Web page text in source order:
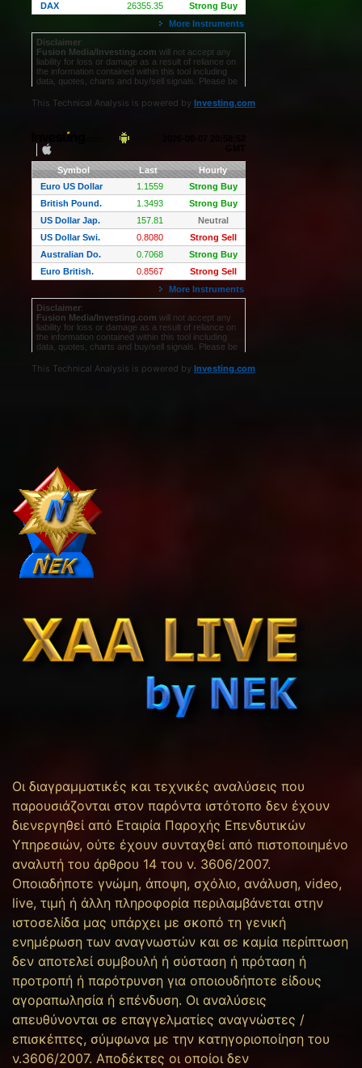
This Technical Analysis is powered by Investing.com
This Technical Analysis is powered by Investing.com
Οι διαγραμματικές και τεχνικές αναλύσεις που
παρουσιάζονται στον παρόντα ιστότοπο δεν έχουν
διενεργηθεί από Εταιρία Παροχής Επενδυτικών
Υπηρεσιών, ούτε έχουν συνταχθεί από πιστοποιημένο
αναλυτή του άρθρου 14 του ν. 3606/2007.
Οποιαδήποτε γνώμη, άποψη, σχόλιο, ανάλυση, video,
live, τιμή ή άλλη πληροφορία περιλαμβάνεται στην
ιστοσελίδα μας υπάρχει με σκοπό τη γενική
ενημέρωση των αναγνωστών και σε καμία περίπτωση
δεν αποτελεί συμβουλή ή σύσταση ή πρόταση ή
προτροπή ή παρότρυνση για οποιουδήποτε είδους
αγοραπωλησία ή επένδυση. Οι αναλύσεις
απευθύνονται σε επαγγελματίες αναγνώστες /
επισκέπτες, σύμφωνα με την κατηγοριοποίηση του
ν.3606/2007. Αποδέκτες οι οποίοι δεν